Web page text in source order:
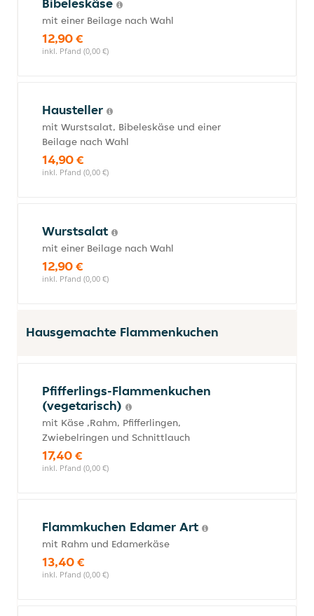
mit einer Beilage nach Wahl
12,90 €
inkl. Pfand (0,00 €)
Hausteller
mit Wurstsalat, Bibeleskäse und einer
Beilage nach Wahl
14,90 €
inkl. Pfand (0,00 €)
Wurstsalat
mit einer Beilage nach Wahl
12,90 €
inkl. Pfand (0,00 €)
Hausgemachte Flammenkuchen
Pfifferlings-Flammenkuchen
(vegetarisch)
mit Käse ,Rahm, Pfifferlingen,
Zwiebelringen und Schnittlauch
17,40 €
inkl. Pfand (0,00 €)
Flammkuchen Edamer Art
mit Rahm und Edamerkäse
13,40 €
inkl. Pfand (0,00 €)